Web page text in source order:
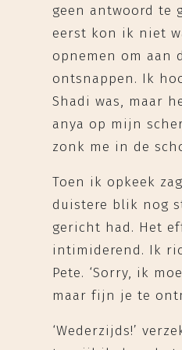
geen antwoord te
eerst kon ik niet
opnemen om aan
ontsnappen. Ik
Shadi was, maar
anya op mijn
zonk me in de
Toen ik opkeek
duistere blik nog
gericht had. Het
intimiderend. Ik
Pete. ‘Sorry, ik
maar fijn je te
‘Wederzijds!’